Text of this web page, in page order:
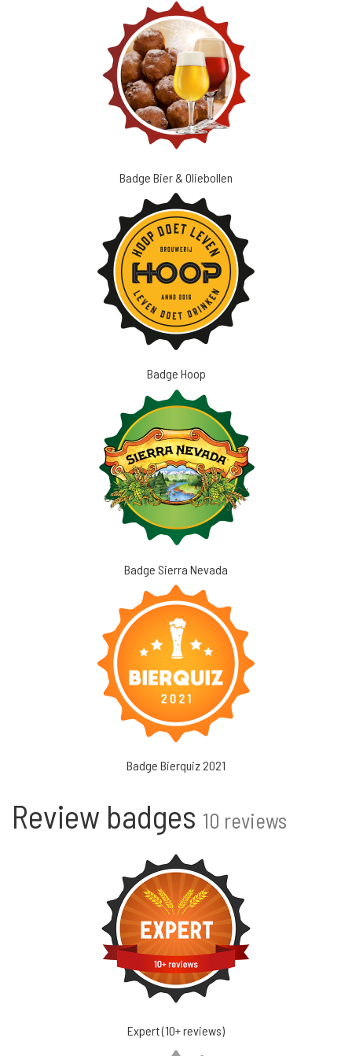
Badge Bier & Oliebollen
Badge Hoop
Badge Sierra Nevada
Badge Bierquiz 2021
Review badges 10 reviews
Expert (10+ reviews)